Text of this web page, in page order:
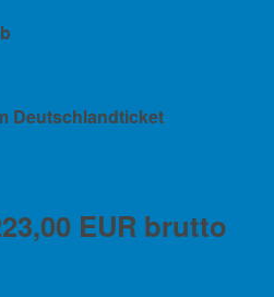
Deutschlandticket
EUR brutto